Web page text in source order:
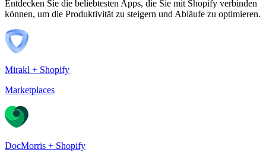
Entdecken Sie die beliebtesten Apps, die Sie mit Shopify verbinden
können, um die Produktivität zu steigern und Abläufe zu optimieren.
Mirakl + Shopify
Marketplaces
DocMorris + Shopify